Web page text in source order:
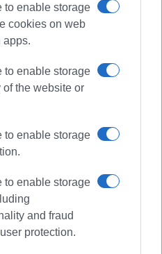
to enable storage
cookies on web
apps.
to enable storage
the website or
to enable storage
to enable storage
and fraud
protection.
στο e-paper